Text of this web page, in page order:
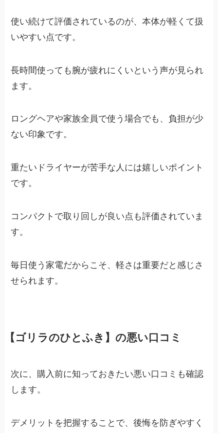
使い続けて評価されているのが、本体が軽くて扱
いやすい点です。
長時間使っても腕が疲れにくいという声が見られ
ます。
ロングヘアや家族全員で使う場合でも、負担が少
ない印象です。
重たいドライヤーが苦手な人には嬉しいポイント
です。
コンパクトで取り回しが良い点も評価されていま
す。
毎日使う家電だからこそ、軽さは重要だと感じさ
せられます。
【ゴリラのひとふき】の悪い口コミ
次に、購入前に知っておきたい悪い口コミも確認
します。
デメリットを把握することで、後悔を防ぎやすく